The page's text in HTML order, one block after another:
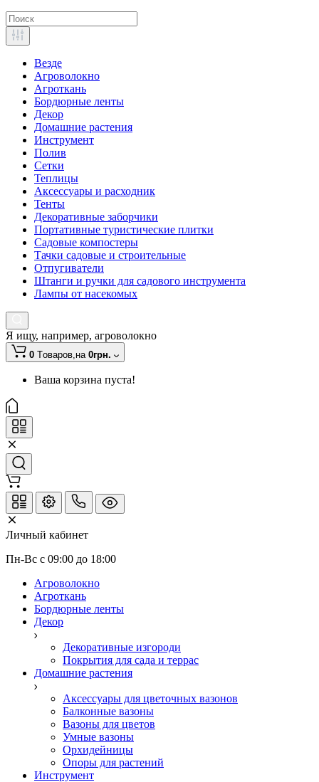
Везде
Агроволокно
Агроткань
Бордюрные ленты
Декор
Домашние растения
Инструмент
Полив
Сетки
Теплицы
Аксессуары и расходник
Тенты
Декоративные заборчики
Портативные туристические плитки
Садовые компостеры
Тачки садовые и строительные
Отпугиватели
Штанги и ручки для садового инструмента
Лампы от насекомых
Я ищу, например, агроволокно
0 Tоваров,на 0грн.
Ваша корзина пуста!
Личный кабинет
Пн-Вс с 09:00 до 18:00
Агроволокно
Агроткань
Бордюрные ленты
Декор
Декоративные изгороди
Покрытия для сада и террас
Домашние растения
Аксессуары для цветочных вазонов
Балконные вазоны
Вазоны для цветов
Умные вазоны
Орхидейницы
Опоры для растений
Инструмент